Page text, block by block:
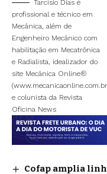
Tarcisio Dias é
profissional e técnico em
Mecânica, além de
Engenheiro Mecânico com
habilitação em Mecatrônica
e Radialista, idealizador do
site Mecânica Online®
e colunista da Revista
Oficina News
Cofap amplia